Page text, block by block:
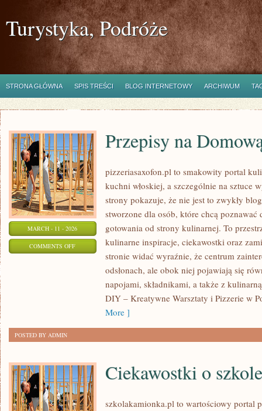
Turystyka, Podróże
STRONA GŁÓWNA SPIS TREŚCI BLOG INTERNETOWY ARCHIWUM
MARCH - 11 - 2026
COMMENTS OFFON
Przepisy na
pizzeriasaxofon.pl to smakowity portal
kuchni włoskiej, a szczególnie na sztuce
strony pokazuje, że nie jest to zwykły
stworzone dla osób, które chcą
gotowania od strony kulinarnej. To
kulinarne inspiracje, ciekawostki oraz
stronie widać wyraźnie, że centrum
odsłonach, ale obok niej pojawiają się
napojami, składnikami, a także z
DIY – Kreatywne Warsztaty i Pizzerie w
More ]
POSTED BY ADMIN
Ciekawostki o szkole
szkolakamionka.pl to wartościowy portal